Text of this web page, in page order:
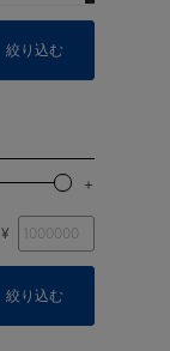
絞り込む
¥
絞り込む